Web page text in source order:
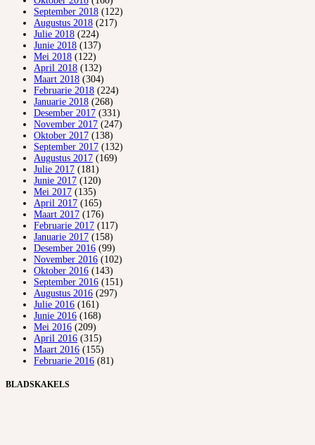
September 2018 (122)
Augustus 2018 (217)
Julie 2018 (224)
Junie 2018 (137)
Mei 2018 (122)
April 2018 (132)
Maart 2018 (304)
Februarie 2018 (224)
Januarie 2018 (268)
Desember 2017 (331)
November 2017 (247)
Oktober 2017 (138)
September 2017 (132)
Augustus 2017 (169)
Julie 2017 (181)
Junie 2017 (120)
Mei 2017 (135)
April 2017 (165)
Maart 2017 (176)
Februarie 2017 (117)
Januarie 2017 (158)
Desember 2016 (99)
November 2016 (102)
Oktober 2016 (143)
September 2016 (151)
Augustus 2016 (297)
Julie 2016 (161)
Junie 2016 (168)
Mei 2016 (209)
April 2016 (315)
Maart 2016 (155)
Februarie 2016 (81)
BLADSKAKELS